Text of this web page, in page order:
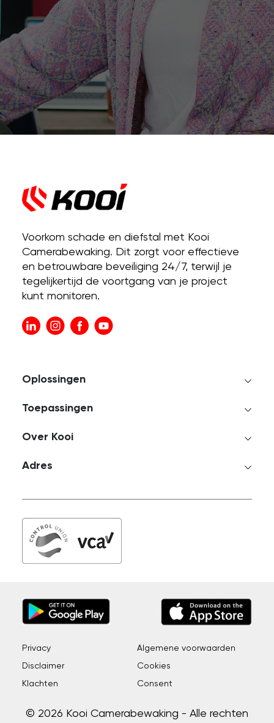
Voorkom schade en diefstal met Kooi
Camerabewaking. Dit zorgt voor effectieve
en betrouwbare beveiliging 24/7, terwijl je
tegelijkertijd de voortgang van je project
kunt monitoren.
Oplossingen
Toepassingen
Over Kooi
Adres
Privacy Algemene voorwaarden
Disclaimer Cookies
Klachten Consent
© 2026 Kooi Camerabewaking - Alle rechten